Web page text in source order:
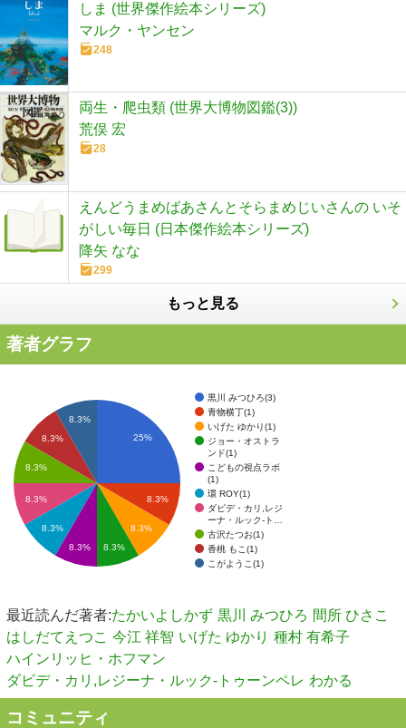
しま (世界傑作絵本シリーズ)
マルク・ヤンセン
248
両生・爬虫類 (世界大博物図鑑(3))
荒俣 宏
28
えんどうまめばあさんとそらまめじいさんの いそ
がしい毎日 (日本傑作絵本シリーズ)
降矢 なな
299
もっと見る
著者グラフ
黒川 みつひろ(3)
青物横丁(1)
いげた ゆかり(1)
ジョー・オストラ
ンド(1)
こどもの視点ラボ
(1)
環 ROY(1)
ダビデ・カリ,レジ
ーナ・ルック-ト…
古沢たつお(1)
香桃 もこ(1)
こがようこ(1)
25%
8.3%
8.3%
8.3%
8.3%
8.3%
8.3%
8.3%
8.3%
8.3%
最近読んだ著者:たかいよしかず 黒川 みつひろ 間所 ひさこ
はしだてえつこ 今江 祥智 いげた ゆかり 種村 有希子
ハインリッヒ・ホフマン
ダビデ・カリ,レジーナ・ルック-トゥーンペレ わかる
コミュニティ